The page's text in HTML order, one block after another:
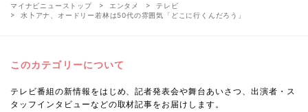
マイナビニューストップ エンタメ
テレビ
水卜アナ、オードリー若林は50代の雰囲気「どこに行くんだろう」
このカテゴリーについて
テレビ番組の新情報をはじめ、記者発表会や舞台あいさつ、出演者・ス
タッフインタビューなどの取材記事をお届けします。